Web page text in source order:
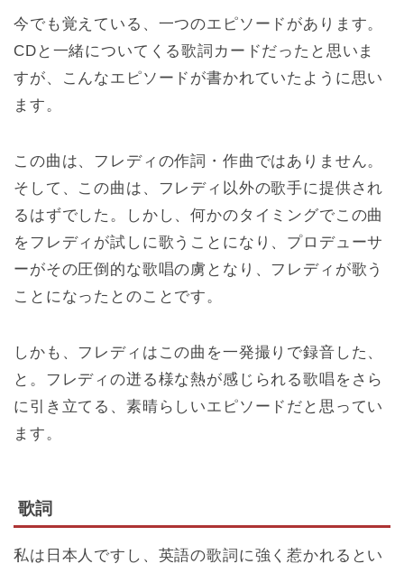
今でも覚えている、一つのエピソードがあります。
CDと一緒についてくる歌詞カードだったと思いま
すが、こんなエピソードが書かれていたように思い
ます。
この曲は、フレディの作詞・作曲ではありません。
そして、この曲は、フレディ以外の歌手に提供され
るはずでした。しかし、何かのタイミングでこの曲
をフレディが試しに歌うことになり、プロデューサ
ーがその圧倒的な歌唱の虜となり、フレディが歌う
ことになったとのことです。
しかも、フレディはこの曲を一発撮りで録音した、
と。フレディの迸る様な熱が感じられる歌唱をさら
に引き立てる、素晴らしいエピソードだと思ってい
ます。
歌詞
私は日本人ですし、英語の歌詞に強く惹かれるとい